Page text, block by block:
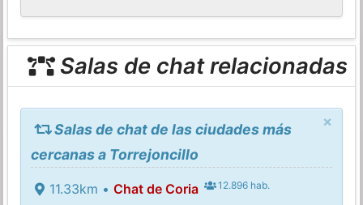
Salas de chat relacionadas
×
Salas de chat de las ciudades más
cercanas a Torrejoncillo
11.33km • Chat de Coria 12.896 hab.